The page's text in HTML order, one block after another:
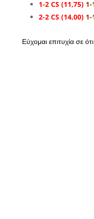
1-2 CS (11,75)1-
2-2 CS (14,00)1-
Εύχομαι επιτυχία σε